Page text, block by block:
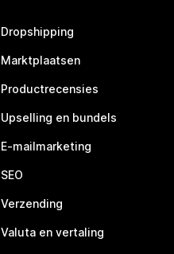
Dropshipping
Marktplaatsen
Productrecensies
Upselling en bundels
E-mailmarketing
SEO
Verzending
Valuta en vertaling